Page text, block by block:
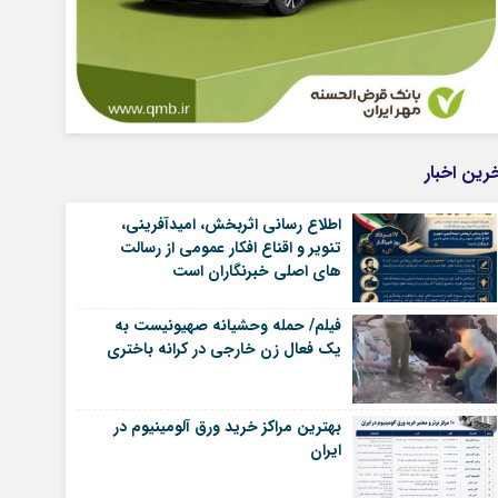
اخبار
اطلاع رسانی اثربخش، امیدآفرینی،
تنویر و اقناع افکار عمومی از رسالت
های اصلی خبرنگاران است
فیلم/ حمله وحشیانه صهیونیست به
یک فعال زن خارجی در کرانه باختری
بهترین مراکز خرید ورق آلومینیوم در
ایران